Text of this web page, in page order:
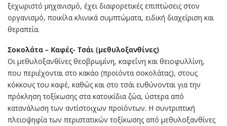
ξεχωριστό μηχανισμό, έχει διαφορετικές επιπτώσεις στον
οργανισμό, ποικίλα κλινικά συμπτώματα, ειδική διαχείριση και
θεραπεία.
Σοκολάτα – Καφές- Τσάι (μεθυλοξανθίνες)
Οι μεθυλοξανθίνες θεοβρωμίνη, καφεΐνη και θειοφυλλίνη,
που περιέχονται στο κακάο (προϊόντα σοκολάτας), στους
κόκκους του καφέ, καθώς και στο τσάι ευθύνονται για την
πρόκληση τοξίκωσης στα κατοικίδια ζώα, ύστερα από
κατανάλωση των αντίστοιχων προϊόντων. Η συντριπτική
πλειοψηφία των περιστατικών τοξίκωσης από μεθυλοξανθίνες